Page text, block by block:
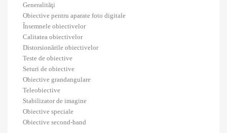
Generalităţi
Obiective pentru aparate foto digitale
Însemnele obiectivelor
Calitatea obiectivelor
Distorsionările obiectivelor
Teste de obiective
Seturi de obiective
Obiective grandangulare
Teleobiective
Stabilizator de imagine
Obiective speciale
Obiective second-hand